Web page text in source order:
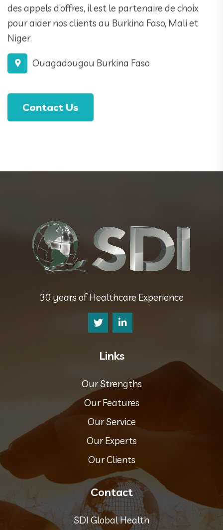
des appels d’offres, il est le partenaire de choix
pour aider nos clients au Burkina Faso, Mali et
Niger.
Ouagadougou Burkina Faso
Contact Us
30 years of Healthcare Experience
Links
Our Strengths
Our Features
Our Service
Our Experts
Our Clients
Contact
SDI Global Health